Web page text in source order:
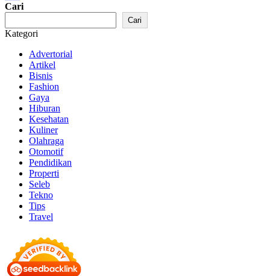
Cari
Cari
Kategori
Advertorial
Artikel
Bisnis
Fashion
Gaya
Hiburan
Kesehatan
Kuliner
Olahraga
Otomotif
Pendidikan
Properti
Seleb
Tekno
Tips
Travel